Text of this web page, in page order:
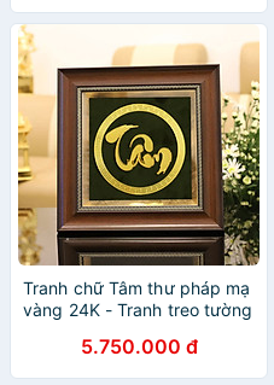
Tranh chữ Tâm thư pháp mạ
vàng 24K - Tranh treo tường
5.750.000 đ